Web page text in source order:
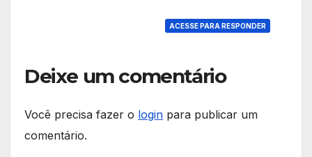
ACESSE PARA RESPONDER
Deixe um comentário
Você precisa fazer o login para publicar um
comentário.